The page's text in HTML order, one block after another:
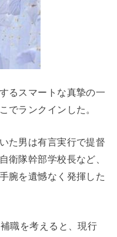
るスマートな真摯の一
でランクインした。
た男は有言実行で提督
衛隊幹部学校長など、
腕を遺憾なく発揮した
職を考えると、現行